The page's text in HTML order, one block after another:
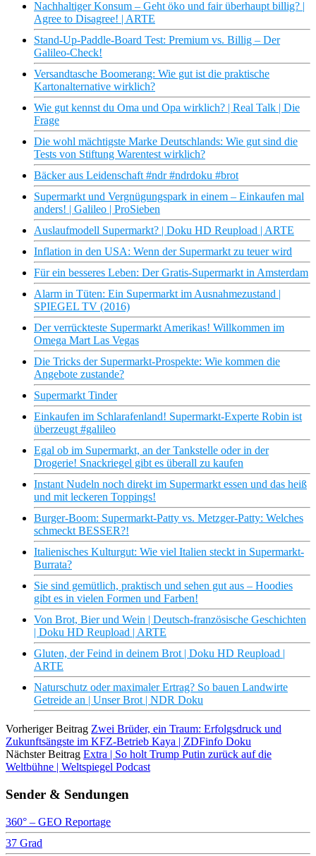
Nachhaltiger Konsum – Geht öko und fair überhaupt billig? |
Agree to Disagree! | ARTE
Stand-Up-Paddle-Board Test: Premium vs. Billig – Der
Galileo-Check!
Versandtasche Boomerang: Wie gut ist die praktische
Kartonalternative wirklich?
Wie gut kennst du Oma und Opa wirklich? | Real Talk | Die
Frage
Die wohl mächtigste Marke Deutschlands: Wie gut sind die
Tests von Stiftung Warentest wirklich?
Bäcker aus Leidenschaft #ndr #ndrdoku #brot
Supermarkt und Vergnügungspark in einem – Einkaufen mal
anders! | Galileo | ProSieben
Auslaufmodell Supermarkt? | Doku HD Reupload | ARTE
Inflation in den USA: Wenn der Supermarkt zu teuer wird
Für ein besseres Leben: Der Gratis-Supermarkt in Amsterdam
Alarm in Tüten: Ein Supermarkt im Ausnahmezustand |
SPIEGEL TV (2016)
Der verrückteste Supermarkt Amerikas! Willkommen im
Omega Mart Las Vegas
Die Tricks der Supermarkt-Prospekte: Wie kommen die
Angebote zustande?
Supermarkt Tinder
Einkaufen im Schlarafenland! Supermarkt-Experte Robin ist
überzeugt #galileo
Egal ob im Supermarkt, an der Tankstelle oder in der
Drogerie! Snackriegel gibt es überall zu kaufen
Instant Nudeln noch direkt im Supermarkt essen und das heiß
und mit leckeren Toppings!
Burger-Boom: Supermarkt-Patty vs. Metzger-Patty: Welches
schmeckt BESSER?!
Italienisches Kulturgut: Wie viel Italien steckt in Supermarkt-
Burrata?
Sie sind gemütlich, praktisch und sehen gut aus – Hoodies
gibt es in vielen Formen und Farben!
Von Brot, Bier und Wein | Deutsch-französische Geschichten
| Doku HD Reupload | ARTE
Gluten, der Feind in deinem Brot | Doku HD Reupload |
ARTE
Naturschutz oder maximaler Ertrag? So bauen Landwirte
Getreide an | Unser Brot | NDR Doku
Vorheriger Beitrag Zwei Brüder, ein Traum: Erfolgsdruck und
Zukunftsängste im KFZ-Betrieb Kaya | ZDFinfo Doku
Nächster Beitrag Extra | So holt Trump Putin zurück auf die
Weltbühne | Weltspiegel Podcast
Sender & Sendungen
360° – GEO Reportage
37 Grad